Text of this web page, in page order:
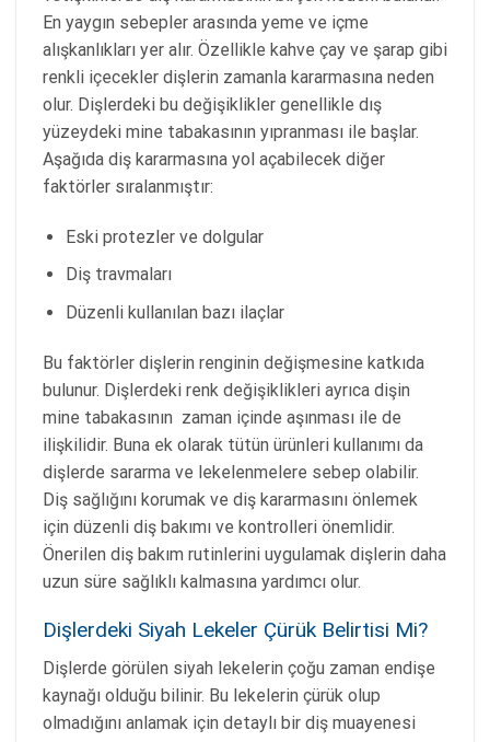
En yaygın sebepler arasında yeme ve içme
alışkanlıkları yer alır. Özellikle kahve çay ve şarap gibi
renkli içecekler dişlerin zamanla kararmasına neden
olur. Dişlerdeki bu değişiklikler genellikle dış
yüzeydeki mine tabakasının yıpranması ile başlar.
Aşağıda diş kararmasına yol açabilecek diğer
faktörler sıralanmıştır:
Eski protezler ve dolgular
Diş travmaları
Düzenli kullanılan bazı ilaçlar
Bu faktörler dişlerin renginin değişmesine katkıda
bulunur. Dişlerdeki renk değişiklikleri ayrıca dişin
mine tabakasının zaman içinde aşınması ile de
ilişkilidir. Buna ek olarak tütün ürünleri kullanımı da
dişlerde sararma ve lekelenmelere sebep olabilir.
Diş sağlığını korumak ve diş kararmasını önlemek
için düzenli diş bakımı ve kontrolleri önemlidir.
Önerilen diş bakım rutinlerini uygulamak dişlerin daha
uzun süre sağlıklı kalmasına yardımcı olur.
Dişlerdeki Siyah Lekeler Çürük Belirtisi Mi?
Dişlerde görülen siyah lekelerin çoğu zaman endişe
kaynağı olduğu bilinir. Bu lekelerin çürük olup
olmadığını anlamak için detaylı bir diş muayenesi